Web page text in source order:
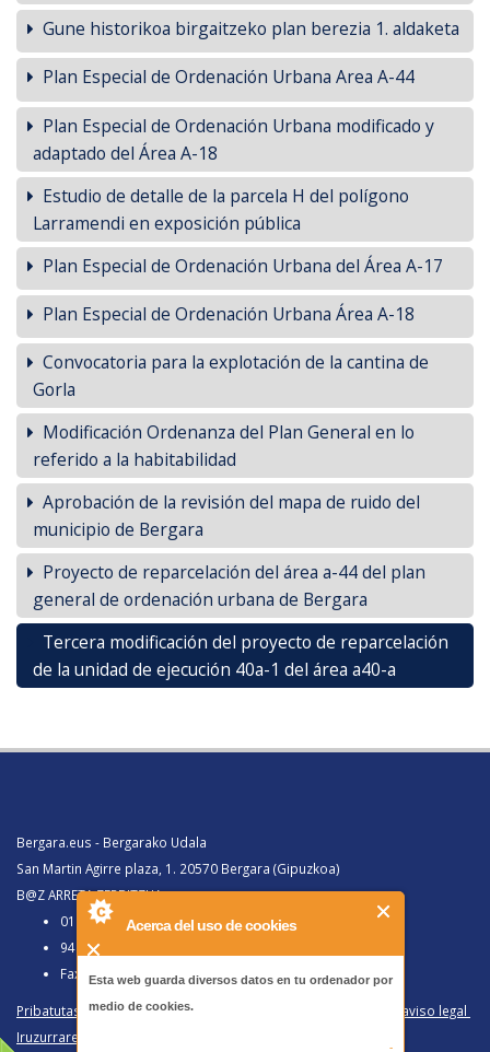
Acerca del uso de cookies
Esta web guarda diversos datos en tu ordenador por
medio de cookies.
-
Gune historikoa birgaitzeko plan berezia 1. aldaketa
Plan Especial de Ordenación Urbana Area A-44
Plan Especial de Ordenación Urbana modificado y
adaptado del Área A-18
Estudio de detalle de la parcela H del polígono
Larramendi en exposición pública
Plan Especial de Ordenación Urbana del Área A-17
Plan Especial de Ordenación Urbana Área A-18
Convocatoria para la explotación de la cantina de
Gorla
Modificación Ordenanza del Plan General en lo
referido a la habitabilidad
Aprobación de la revisión del mapa de ruido del
municipio de Bergara
Proyecto de reparcelación del área a-44 del plan
general de ordenación urbana de Bergara
Tercera modificación del proyecto de reparcelación
de la unidad de ejecución 40a-1 del área a40-a
Bergara.eus - Bergarako Udala
San Martin Agirre plaza, 1. 20570 Bergara (Gipuzkoa)
B@Z ARRETA ZERBITZUA:
010, Bergaratik deituz gero
943 77 91 00, Bergaraz kanpotik deituz gero
Faxa 943 77 91 63
Pribatutasun politika eta lege oharra
Política de privacidad y aviso legal
Iruzurraren Aurkako Politika